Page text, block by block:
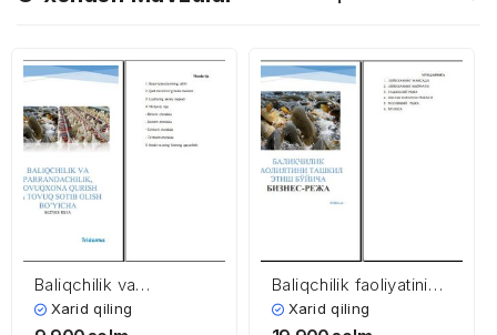
Baliqchilik va
parrandachilik,
Xarid qiling
Baliqchilik faoliyatini
tashkil etish bo’yicha
Xarid qiling